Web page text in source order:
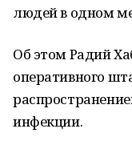
людей в одном
Об этом Радий
оперативного
инфекции.